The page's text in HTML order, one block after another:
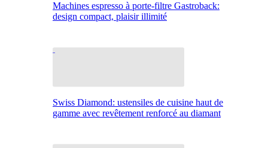
Machines espresso à porte-filtre Gastroback:
design compact, plaisir illimité
Swiss Diamond: ustensiles de cuisine haut de
gamme avec revêtement renforcé au diamant